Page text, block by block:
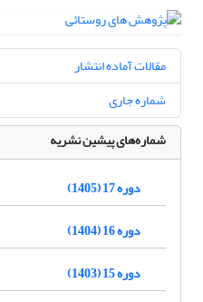
مقالات آماده انتشار
شماره جاری
شماره‌های پیشین نشریه
دوره 17 (1405)
دوره 16 (1404)
دوره 15 (1403)